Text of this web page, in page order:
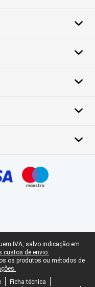
IVA, salvo indicação em
custos de envio.
os produtos ou métodos de
Ficha técnica